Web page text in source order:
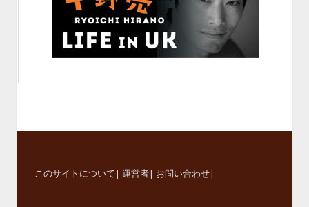
このサイトについて| 運営者| お問い合わせ|